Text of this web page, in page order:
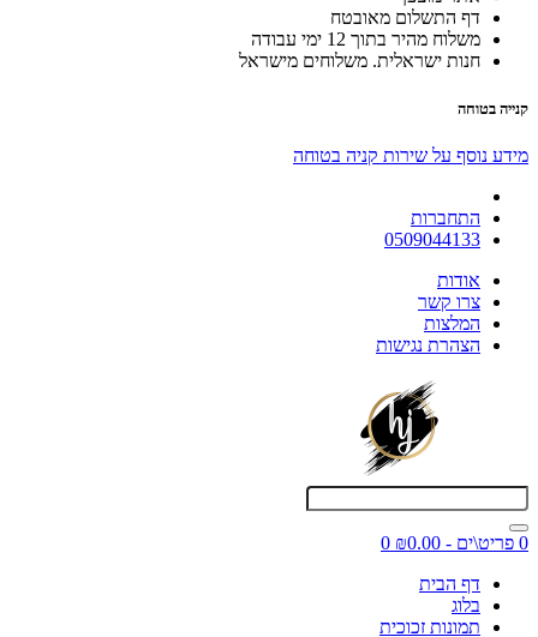
דף התשלום מאובטח
משלוח מהיר בתוך 12 ימי עבודה
חנות ישראלית. משלוחים מישראל
קנייה בטוחה
מידע נוסף על שירות קניה בטוחה
התחברות
0509044133
אודות
צרו קשר
המלצות
הצהרת נגישות
0 פריט\ים - ₪0.00
0
דף הבית
בלוג
תמונות זכוכית